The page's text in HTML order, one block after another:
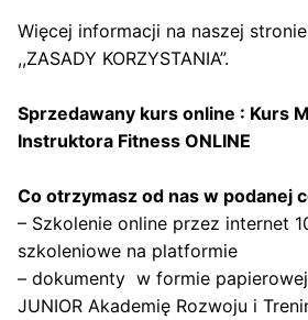
Więcej informacji na naszej
,,ZASADY KORZYSTANIA”.
Sprzedawany kurs online : Kurs
Instruktora Fitness ONLINE
Co otrzymasz od nas w podanej
– Szkolenie online przez internet
szkoleniowe na platformie
– dokumenty w formie
JUNIOR Akademię Rozwoju i